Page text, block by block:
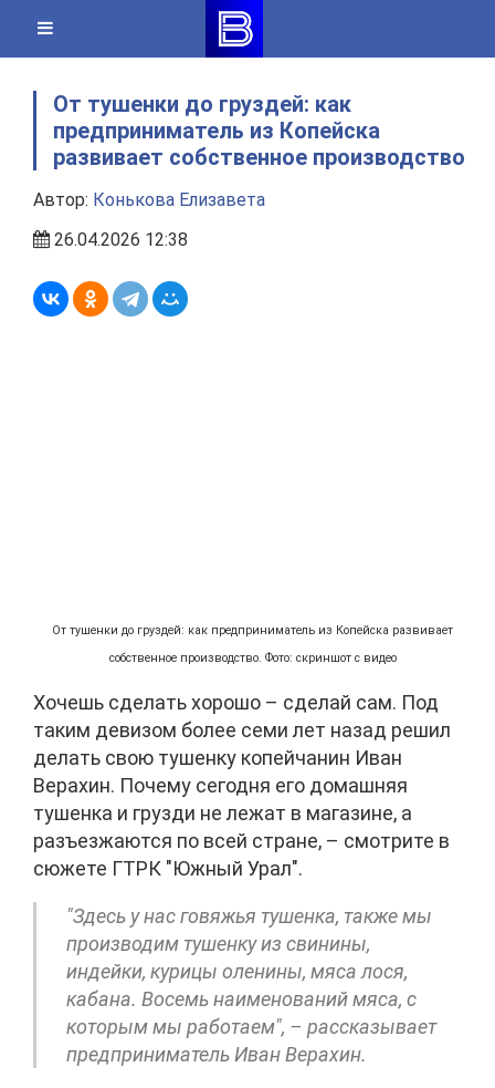
content
От тушенки до груздей: как
предприниматель из Копейска
развивает собственное производство
Автор: Конькова Елизавета
26.04.2026 12:38
От тушенки до груздей: как предприниматель из Копейска развивает
собственное производство. Фото: скриншот с видео
Хочешь сделать хорошо – сделай сам. Под
таким девизом более семи лет назад решил
делать свою тушенку копейчанин Иван
Верахин. Почему сегодня его домашняя
тушенка и грузди не лежат в магазине, а
разъезжаются по всей стране, – смотрите в
сюжете ГТРК "Южный Урал".
"Здесь у нас говяжья тушенка, также мы
производим тушенку из свинины,
индейки, курицы оленины, мяса лося,
кабана. Восемь наименований мяса, с
которым мы работаем", – рассказывает
предприниматель Иван Верахин.